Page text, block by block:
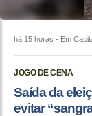
há 15 horas - Em
JOGO DE CENA
Saída da
evitar